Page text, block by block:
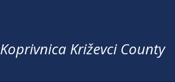
Koprivnica Križevci County